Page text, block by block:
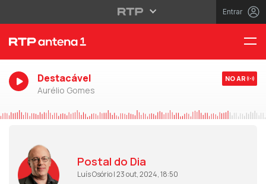
Entrar
Destacável
Aurélio Gomes
NO AR
Postal do Dia
Luís Osório | 23 out, 2024, 18:50